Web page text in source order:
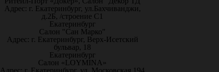
Адрес: г. Екатеринбург, ул.Бахчиванджи,
д.2Б, /строение С1
Екатеринбург
Салон "Сан Марко"
Адрес: г. Екатеринбург, Верх-Исетский
бульвар, 18
Екатеринбург
Салон «LOYMINA»
Адрес: г. Екатеринбург, ул. Московская 194